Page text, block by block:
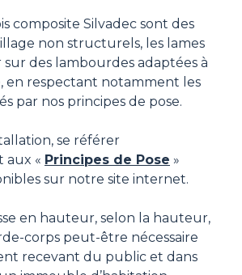
composite Silvadec sont des
non structurels, les lames
des lambourdes adaptées à
en respectant notamment les
par nos principes de pose.
se référer
aux « Principes de Pose »
sur notre site internet.
en hauteur, selon la hauteur,
corps peut-être nécessaire
recevant du public et dans